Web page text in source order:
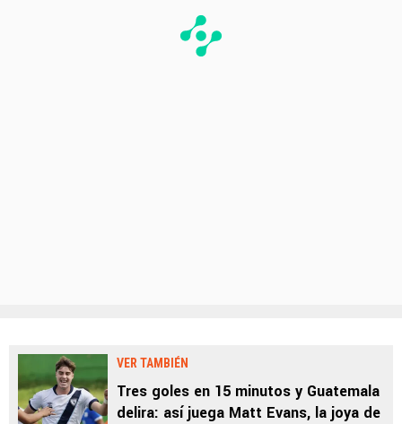
VER TAMBIÉN
Tres goles en 15 minutos y Guatemala
delira: así juega Matt Evans, la joya de